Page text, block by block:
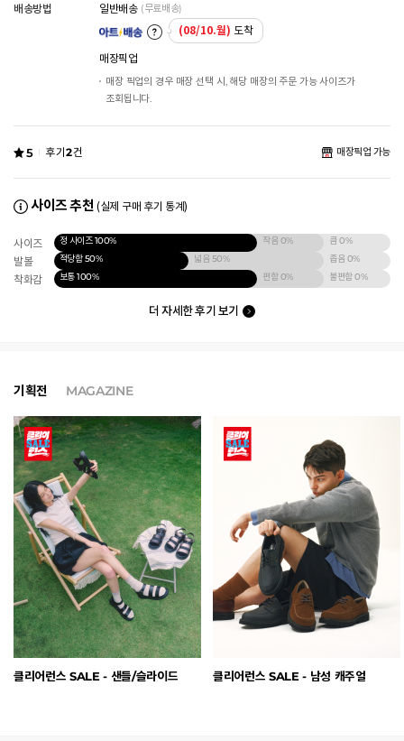
배송방법 일반배송 (무료배송)
(08/10.월) 도착
매장픽업
매장 픽업의 경우 매장 선택 시, 해당 매장의 주문 가능 사이즈가
조회됩니다.
5 후기2건 매장픽업 가능
사이즈 추천 (실제 구매 후기 통계)
사이즈 정 사이즈100% 작음0% 큼0%
발볼 적당함50% 넓음 50% 좁음0%
착화감 보통100% 편함0% 불편함0%
더 자세한 후기 보기
기획전 MAGAZINE
클리어런스 SALE - 샌들/슬라이드 클리어런스 SALE - 남성 캐주얼